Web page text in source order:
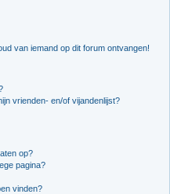
van iemand op dit forum ontvangen!
vrienden- en/of vijandenlijst?
op?
pagina?
vinden?